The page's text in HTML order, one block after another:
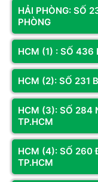
Mã SP: quatang04
Quà Tặng COMBO Phím
HẢI PHÒNG: SỐ
PHÒNG
HCM (1) : SỐ 436
HCM (2): SỐ 231
HCM (3): SỐ 284
TP.HCM
HCM (4): SỐ 260
TP.HCM